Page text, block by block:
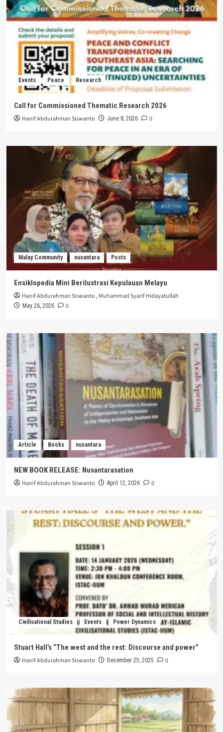
Events Peace Research
Call for Commissioned Thematic Research 2026
Hanif Abdurahman Siswanto June 8, 2026 0
Malay Community nusantara Posts
Ensiklopedia Mini Berilustrasi Kepulauan Melayu
Hanif Abdurahman Siswanto ,Muhammad Syarif Hidayatullah
May 26, 2026 0
Article Books nusantara
NEW BOOK RELEASE: Nusantarasation
Hanif Abdurahman Siswanto April 12, 2026 0
Civilisational Studies Events Power Dynamics
Stuart Hall’s “The west and the rest: Discourse and power”
Hanif Abdurahman Siswanto December 25, 2025 0